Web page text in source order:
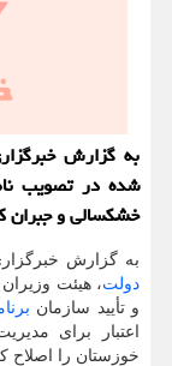
به گزارش
شده در تصویب
خشکسالی و جبران
به گزارش
دولت
و تأیید سازمان
اعتبار برای
خوزستان را اصلاح